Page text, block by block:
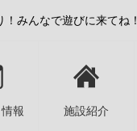
みんなで遊びに来てね！
報 施設紹介